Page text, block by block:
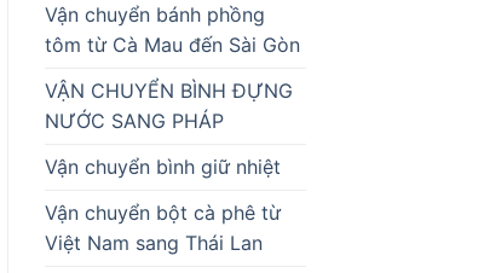
Vận chuyển bánh phồng
tôm từ Cà Mau đến Sài Gòn
VẬN CHUYỂN BÌNH ĐỰNG
NƯỚC SANG PHÁP
Vận chuyển bình giữ nhiệt
Vận chuyển bột cà phê từ
Việt Nam sang Thái Lan